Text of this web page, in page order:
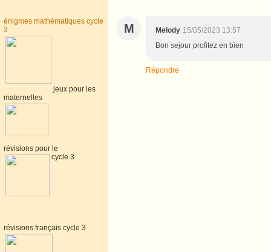
énigmes mathématiques cycle
3
jeux pour les
maternelles
révisions pour le
cycle 3
révisions français cycle 3
M Melody 15/05/2023 13:57
Bon sejour profitez en bien
Répondre